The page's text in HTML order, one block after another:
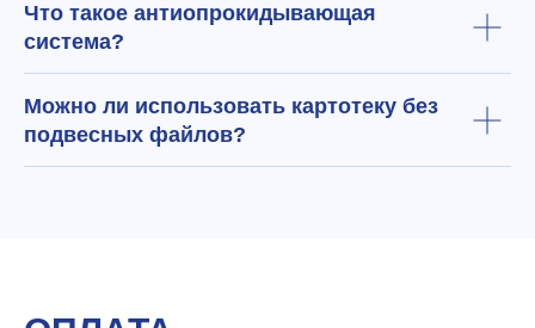
Что такое антиопрокидывающая
система?
Можно ли использовать картотеку без
подвесных файлов?